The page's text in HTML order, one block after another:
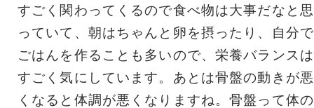
すごく関わってくるので食べ物は大事だなと思
っていて、朝はちゃんと卵を摂ったり、自分で
ごはんを作ることも多いので、栄養バランスは
すごく気にしています。あとは骨盤の動きが悪
くなると体調が悪くなりますね。骨盤って体の